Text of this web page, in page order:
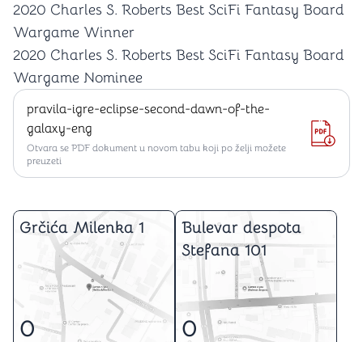
2020 Charles S. Roberts Best SciFi Fantasy Board
Wargame Winner
2020 Charles S. Roberts Best SciFi Fantasy Board
Wargame Nominee
pravila-igre-eclipse-second-dawn-of-the-
galaxy-eng
Otvara se PDF dokument u novom tabu koji po želji možete
preuzeti
Grčića Milenka 1
0
Bulevar despota
Stefana 101
0